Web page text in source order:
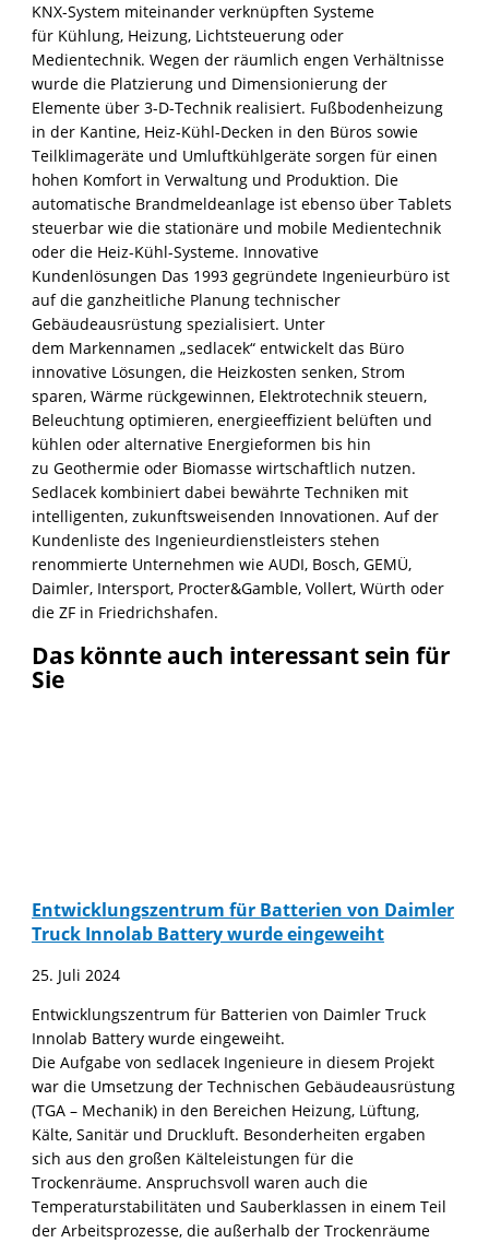
KNX-System miteinander verknüpften Systeme
für Kühlung, Heizung, Lichtsteuerung oder
Medientechnik. Wegen der räumlich engen Verhältnisse
wurde die Platzierung und Dimensionierung der
Elemente über 3-D-Technik realisiert. Fußbodenheizung
in der Kantine, Heiz-Kühl-Decken in den Büros sowie
Teilklimageräte und Umluftkühlgeräte sorgen für einen
hohen Komfort in Verwaltung und Produktion. Die
automatische Brandmeldeanlage ist ebenso über Tablets
steuerbar wie die stationäre und mobile Medientechnik
oder die Heiz-Kühl-Systeme. Innovative
Kundenlösungen Das 1993 gegründete Ingenieurbüro ist
auf die ganzheitliche Planung technischer
Gebäudeausrüstung spezialisiert. Unter
dem Markennamen „sedlacek“ entwickelt das Büro
innovative Lösungen, die Heizkosten senken, Strom
sparen, Wärme rückgewinnen, Elektrotechnik steuern,
Beleuchtung optimieren, energieeffizient belüften und
kühlen oder alternative Energieformen bis hin
zu Geothermie oder Biomasse wirtschaftlich nutzen.
Sedlacek kombiniert dabei bewährte Techniken mit
intelligenten, zukunftsweisenden Innovationen. Auf der
Kundenliste des Ingenieurdienstleisters stehen
renommierte Unternehmen wie AUDI, Bosch, GEMÜ,
Daimler, Intersport, Procter&Gamble, Vollert, Würth oder
die ZF in Friedrichshafen.
Das könnte auch interessant sein für
Sie
Entwicklungszentrum für Batterien von Daimler
Truck Innolab Battery wurde eingeweiht
25. Juli 2024
Entwicklungszentrum für Batterien von Daimler Truck
Innolab Battery wurde eingeweiht.
Die Aufgabe von sedlacek Ingenieure in diesem Projekt
war die Umsetzung der Technischen Gebäudeausrüstung
(TGA – Mechanik) in den Bereichen Heizung, Lüftung,
Kälte, Sanitär und Druckluft. Besonderheiten ergaben
sich aus den großen Kälteleistungen für die
Trockenräume. Anspruchsvoll waren auch die
Temperaturstabilitäten und Sauberklassen in einem Teil
der Arbeitsprozesse, die außerhalb der Trockenräume